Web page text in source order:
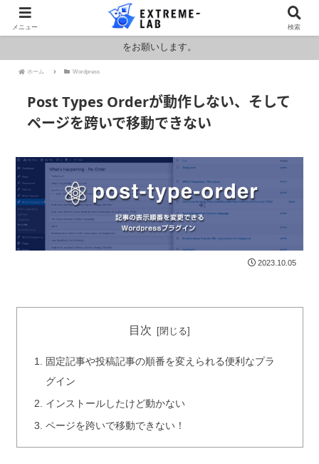
ロシア・ウクライナおよびアメリカ・イランの情勢により燃料および原料
価格が高騰しております。HPの金額と料金が異なりますのでお見積もり
をお願いします。
ホーム Wordpress
Post Types Orderが動作しない、そして
ページを跨いで移動できない
2023.10.05
目次
固定記事や投稿記事の順番を変えられる便利なプラ
グイン
インストールしたけど動かない
ページを跨いで移動できない！
メニュー 検索